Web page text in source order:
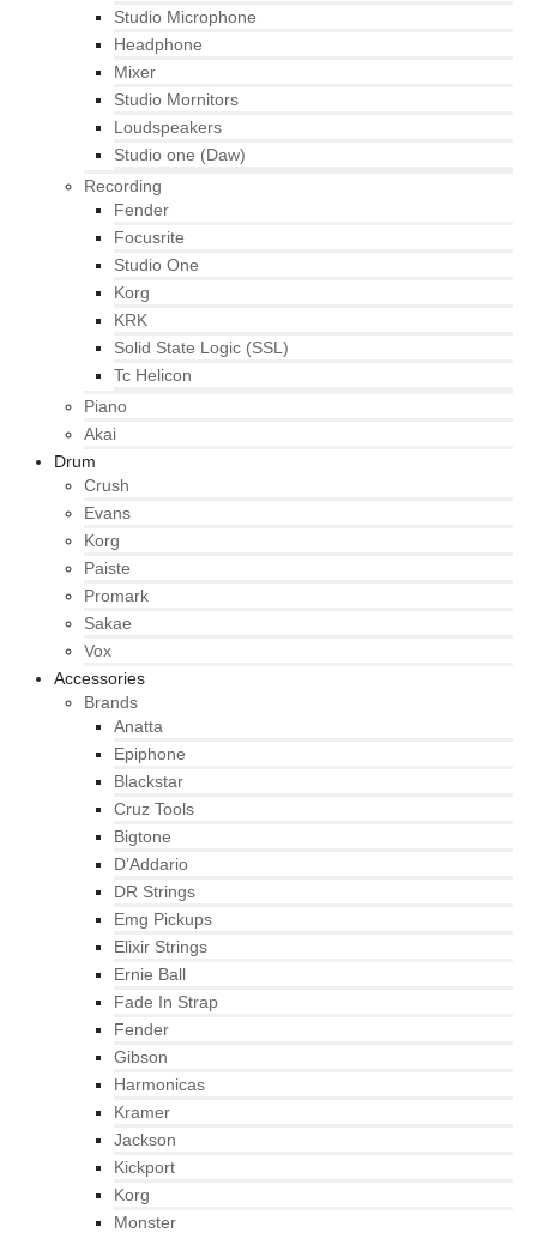
Studio Microphone
Headphone
Mixer
Studio Mornitors
Loudspeakers
Studio one (Daw)
Recording
Fender
Focusrite
Studio One
Korg
KRK
Solid State Logic (SSL)
Tc Helicon
Piano
Akai
Drum
Crush
Evans
Korg
Paiste
Promark
Sakae
Vox
Accessories
Brands
Anatta
Epiphone
Blackstar
Cruz Tools
Bigtone
D’Addario
DR Strings
Emg Pickups
Elixir Strings
Ernie Ball
Fade In Strap
Fender
Gibson
Harmonicas
Kramer
Jackson
Kickport
Korg
Monster